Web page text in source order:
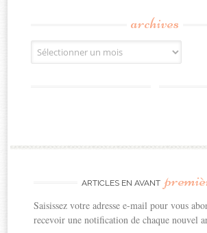
archives
Archives
ARTICLES EN AVANT
Saisissez votre adresse e-mail pour vous
recevoir une notification de chaque nouvel